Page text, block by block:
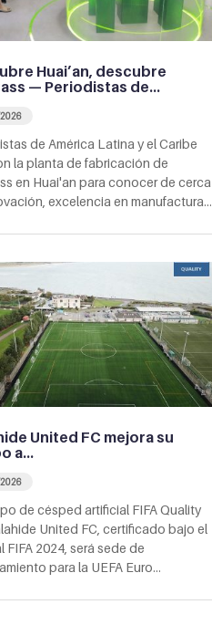
Huai’an, descubre
— Periodistas de…
de América Latina y el Caribe
la planta de fabricación de
en Huai'an para conocer de cerca
excelencia en manufactura…
United FC mejora su
a…
de césped artificial FIFA Quality
United FC, certificado bajo el
FIFA 2024, será sede de
para la UEFA Euro…